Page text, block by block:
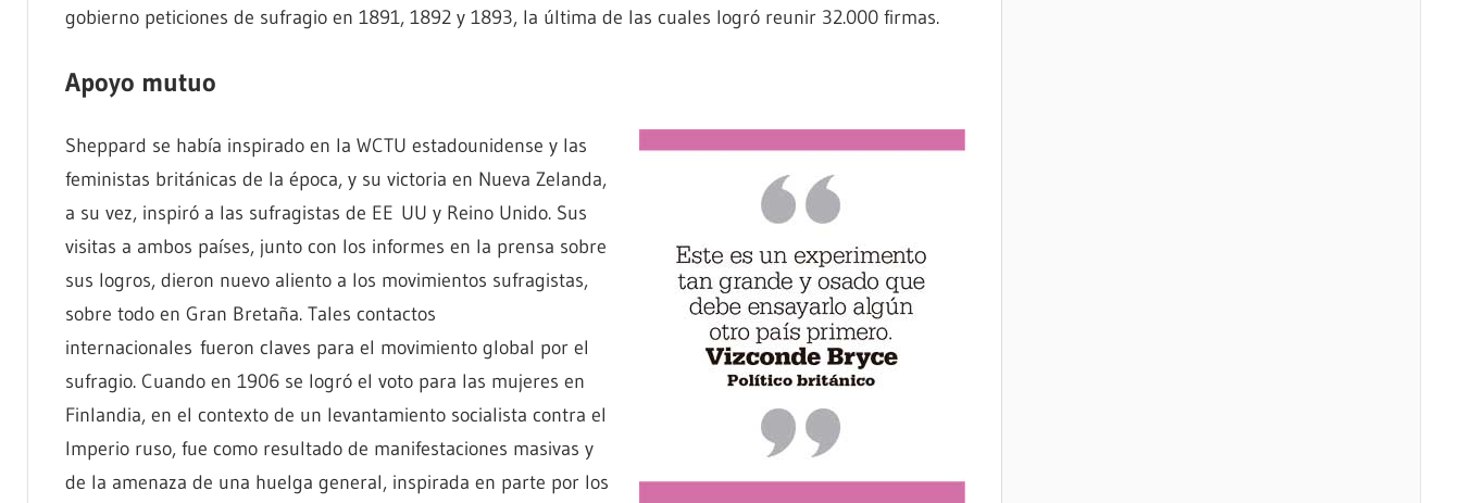
gobierno peticiones de sufragio en 1891, 1892 y 1893, la última de las cuales logró reunir 32.000 firmas.
Apoyo mutuo
Sheppard se había inspirado en la WCTU estadounidense y las
feministas británicas de la época, y su victoria en Nueva Zelanda,
a su vez, inspiró a las sufragistas de EE UU y Reino Unido. Sus
visitas a ambos países, junto con los informes en la prensa sobre
sus logros, dieron nuevo aliento a los movimientos sufragistas,
sobre todo en Gran Bretaña. Tales contactos
internacionales fueron claves para el movimiento global por el
sufragio. Cuando en 1906 se logró el voto para las mujeres en
Finlandia, en el contexto de un levantamiento socialista contra el
Imperio ruso, fue como resultado de manifestaciones masivas y
de la amenaza de una huelga general, inspirada en parte por los